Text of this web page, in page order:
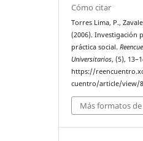
Cómo citar
Torres Lima, P.,
(2006). Investigación
práctica social.
Universitarios, (5),
https://
cuentro/article/view/
Más formatos